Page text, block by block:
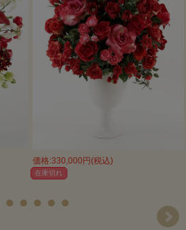
価格:330,000円(税込)
在庫切れ